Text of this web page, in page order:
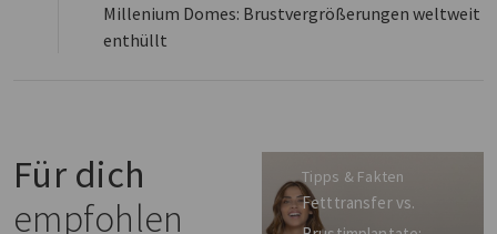
Millenium Domes: Brustvergrößerungen weltweit
enthüllt
Für dich
empfohlen
Tipps & Fakten
Fetttransfer vs.